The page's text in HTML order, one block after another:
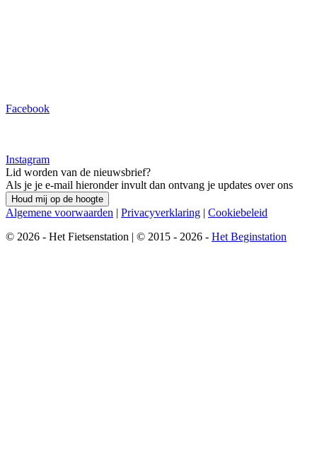
Facebook
Instagram
Lid worden van de nieuwsbrief?
Als je je e-mail hieronder invult dan ontvang je updates over ons
Houd mij op de hoogte
Algemene voorwaarden Privacyverklaring
Cookiebeleid
© 2026 - Het Fietsenstation | © 2015 - 2026 - Het Beginstation